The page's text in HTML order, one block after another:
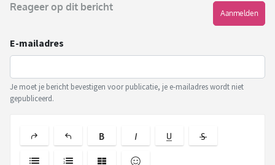
Reageer op dit bericht
Aanmelden
E-mailadres
Je moet je bericht bevestigen voor publicatie, je e-mailadres wordt niet
gepubliceerd.